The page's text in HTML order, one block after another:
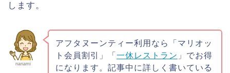
します。
nanami
アフタヌーンティー利用なら「マリオッ
ト会員割引」「 一休レストラン 」でお得
になります。記事中に詳しく書いている